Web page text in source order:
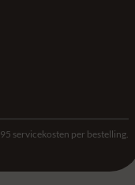
servicekosten per bestelling.